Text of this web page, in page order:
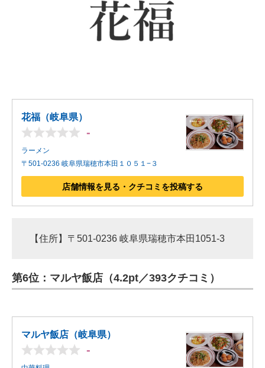
花福（岐阜県）
-
ラーメン
〒501-0236 岐阜県瑞穂市本田１０５１−３
店舗情報を見る・クチコミを投稿する
【住所】〒501-0236 岐阜県瑞穂市本田1051-3
第6位：マルヤ飯店（4.2pt／393クチコミ）
マルヤ飯店（岐阜県）
-